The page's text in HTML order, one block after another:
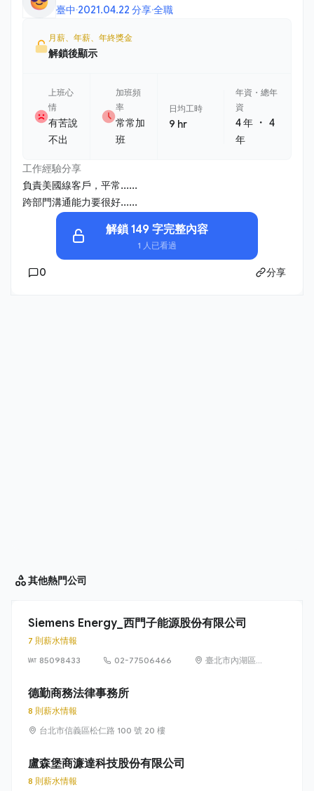
臺中·2021.04.22 分享·全職
月薪、年薪、年終獎金
解鎖後顯示
上班心
情
有苦說
不出
加班頻
率
常常加
班
日均工時
9 hr
年資・總年
資
4 年 ・4
年
工作經驗分享
負責美國線客戶，平常......
跨部門溝通能力要很好......
解鎖 149 字完整內容
1 人已看過
0 分享
其他熱門公司
Siemens Energy_西門子能源股份有限公司
7 則薪水情報
85098433
02-77506466
臺北市內湖區
德勤商務法律事務所
8 則薪水情報
台北市信義區松仁路 100 號 20 樓
盧森堡商濂達科技股份有限公司
8 則薪水情報